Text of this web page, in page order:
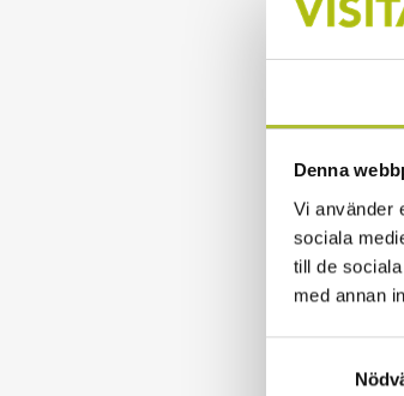
Denna
Vi använder
sociala
till de
med annan